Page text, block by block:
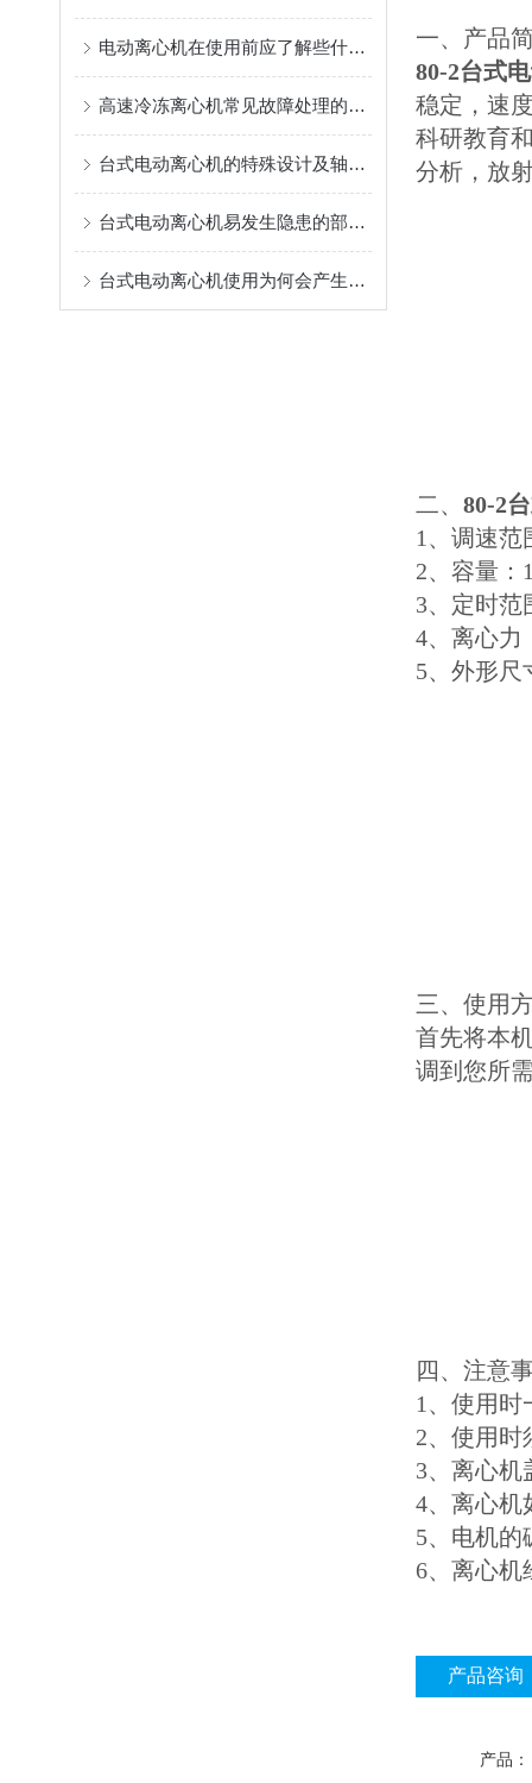
电动离心机在使用前应了解些什么呢？
高速冷冻离心机常见故障处理的知识分享
台式电动离心机的特殊设计及轴承发热解读
台式电动离心机易发生隐患的部位及注意事项
台式电动离心机使用为何会产生热裂纹
一、产品
80-2台式
稳定，速
科研教育和
分析，
二、 80-2
1、调速
2、容量
3、定时
4、离心
5、外形
三、使用
首先将本机
调到您所需
四、注意事
1、使用
2、使
3、离心机
4、离
5、电
6、离心
产品咨询
产品：